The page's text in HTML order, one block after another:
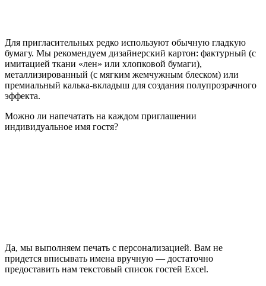
Для пригласительных редко используют обычную гладкую
бумагу. Мы рекомендуем дизайнерский картон: фактурный (с
имитацией ткани «лен» или хлопковой бумаги),
металлизированный (с мягким жемчужным блеском) или
премиальный калька-вкладыш для создания полупрозрачного
эффекта.
Можно ли напечатать на каждом приглашении
индивидуальное имя гостя?
Да, мы выполняем печать с персонализацией. Вам не
придется вписывать имена вручную — достаточно
предоставить нам текстовый список гостей Excel.